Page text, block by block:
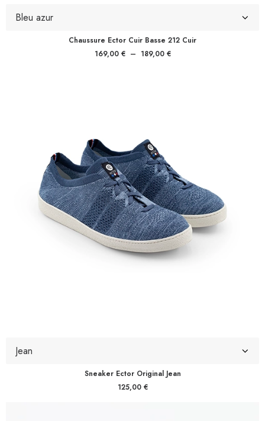
Chaussure Ector Cuir Basse 212 Cuir
169,00 € – 189,00 €Plage
Sneaker Ector Original Jean
125,00 €